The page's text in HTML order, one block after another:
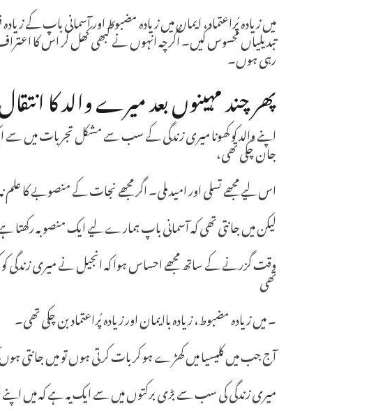
میں زیادہ پُراعتماد، ایمان میں زیادہ مضبوط اور آسمانی باپ
تبدیلیاں محسوس کیں۔ اگرچہ انہوں نے کبھی کھل کر اس کا اعتراف
رہی ہوں۔
پھر چند مہینوں بعد میرے والد کا
اپنے والد کو کھونا میری زندگی کے سب سے مشکل تجربات میں
جان چکی تھی،
اس لیے مجھے تسلی اور امید ملی۔ اگر مجھے نجات کے منصوبے کا علم
لیکن میں جانتی تھی کہ آسمانی باپ ہمارے لیے ایک منصوبہ رکھتا
وقت گزرنے کے ساتھ مجھے احساس ہوا کہ انجیل نے میری زندگی
تھی
۔ میں زیادہ مضبوط، زیادہ باایمان اور زیادہ پُراعتماد بن چکی تھی۔
آج جب میں کلیسیا میں کھڑے ہو کر بات کرتی ہوں تو میں جانتی
میری زندگی کی سب سے بڑی برکتوں میں سے ایک یہ ہے کہ میں